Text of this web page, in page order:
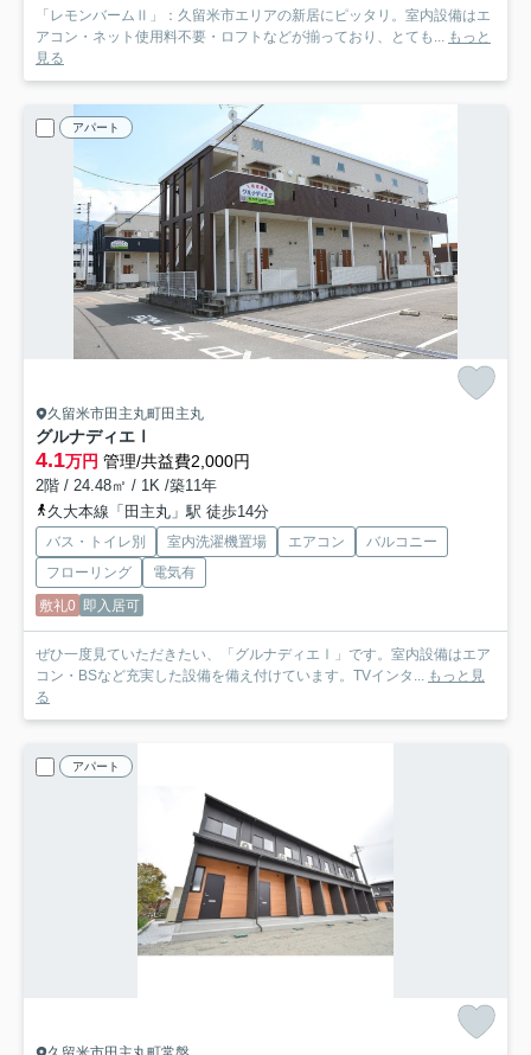
「レモンバームⅡ」：久留米市エリアの新居にピッタリ。室内設備はエ
アコン・ネット使用料不要・ロフトなどが揃っており、とても... もっと
見る
アパート
久留米市田主丸町田主丸
グルナディエⅠ
4.1万円 管理/共益費2,000円
2階 / 24.48㎡ / 1K /築11年
久大本線「田主丸」駅 徒歩14分
バス・トイレ別 室内洗濯機置場 エアコン
バルコニー
フローリング
電気有
敷礼0 即入居可
ぜひ一度見ていただきたい、「グルナディエⅠ」です。室内設備はエア
コン・BSなど充実した設備を備え付けています。TVインタ... もっと見
る
アパート